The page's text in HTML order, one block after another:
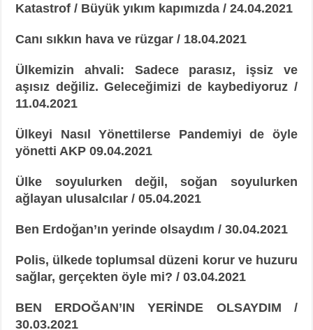
Katastrof / Büyük yıkım kapımızda / 24.04.2021
Canı sıkkın hava ve rüzgar / 18.04.2021
Ülkemizin ahvali: Sadece parasız, işsiz ve
aşısız değiliz. Geleceğimizi de kaybediyoruz /
11.04.2021
Ülkeyi Nasıl Yönettilerse Pandemiyi de öyle
yönetti AKP 09.04.2021
Ülke soyulurken değil, soğan soyulurken
ağlayan ulusalcılar / 05.04.2021
Ben Erdoğan’ın yerinde olsaydım / 30.04.2021
Polis, ülkede toplumsal düzeni korur ve huzuru
sağlar, gerçekten öyle mi? /03.04.2021
BEN ERDOĞAN’IN YERİNDE OLSAYDIM /
30.03.2021